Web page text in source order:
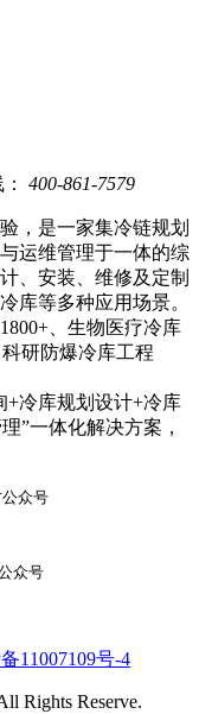
400-861-7579
，是一家集冷链规划
运维管理于一体的综
、安装、维修及定制
库等多种应用场景。
、生物医疗冷库
研防爆冷库工程
+冷库规划设计+冷库
”一体化解决方案，
众号
众号
11007109号-4
Rights Reserve.